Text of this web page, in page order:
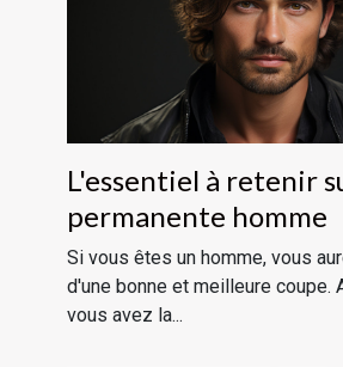
L'essentiel à retenir
permanente homme
Si vous êtes un homme, vous
d'une bonne et meilleure coupe.
vous avez la...